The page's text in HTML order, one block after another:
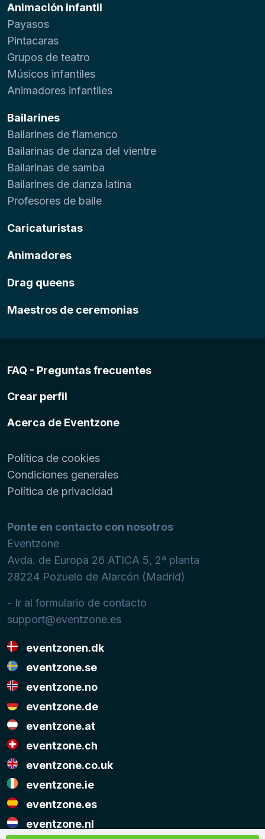
Animación infantil
Payasos
Pintacaras
Grupos de teatro
Músicos infantiles
Animadores infantiles
Bailarines
Bailarines de flamenco
Bailarinas de danza del vientre
Bailarinas de samba
Bailarines de danza latina
Profesores de baile
Caricaturistas
Animadores
Drag queens
Maestros de ceremonias
FAQ - Preguntas frecuentes
Crear perfil
Acerca de Eventzone
Política de cookies
Condiciones generales
Política de privacidad
Ponte en contacto con nosotros
Eventzone
Avda. de Europa 26 ATICA 5, 2ª planta
28224 Pozuelo de Alarcón (Madrid)
- Ir al formulario de contacto
support@eventzone.es
eventzonen.dk
eventzone.se
eventzone.no
eventzone.de
eventzone.at
eventzone.ch
eventzone.co.uk
eventzone.ie
eventzone.es
eventzone.nl